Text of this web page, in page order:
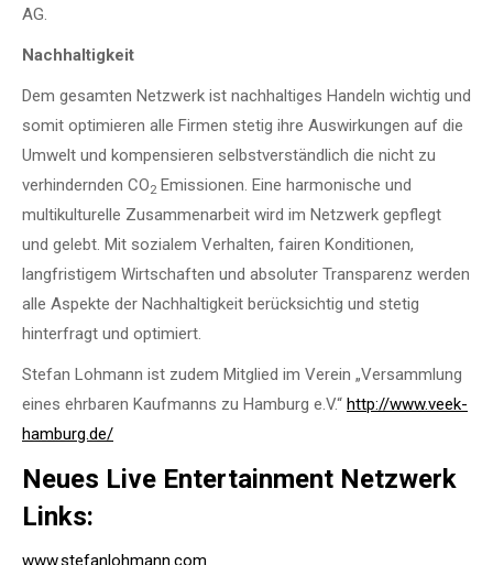
AG.
Nachhaltigkeit
Dem gesamten Netzwerk ist nachhaltiges Handeln wichtig und
somit optimieren alle Firmen stetig ihre Auswirkungen auf die
Umwelt und kompensieren selbstverständlich die nicht zu
verhindernden CO2 Emissionen. Eine harmonische und
multikulturelle Zusammenarbeit wird im Netzwerk gepflegt
und gelebt. Mit sozialem Verhalten, fairen Konditionen,
langfristigem Wirtschaften und absoluter Transparenz werden
alle Aspekte der Nachhaltigkeit berücksichtig und stetig
hinterfragt und optimiert.
Stefan Lohmann ist zudem Mitglied im Verein „Versammlung
eines ehrbaren Kaufmanns zu Hamburg e.V.“ http://www.veek-
hamburg.de/
Neues Live Entertainment Netzwerk
Links:
www.stefanlohmann.com